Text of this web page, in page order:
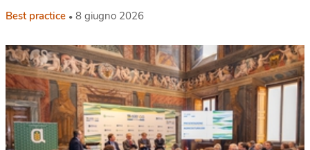
Best practice 8 giugno 2026